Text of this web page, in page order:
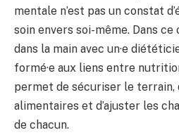
mentale n’est pas un constat
soin envers soi-même. Dans
dans la main avec un·e
formé·e aux liens entre
permet de sécuriser le terrain,
alimentaires et d’ajuster les
de chacun.